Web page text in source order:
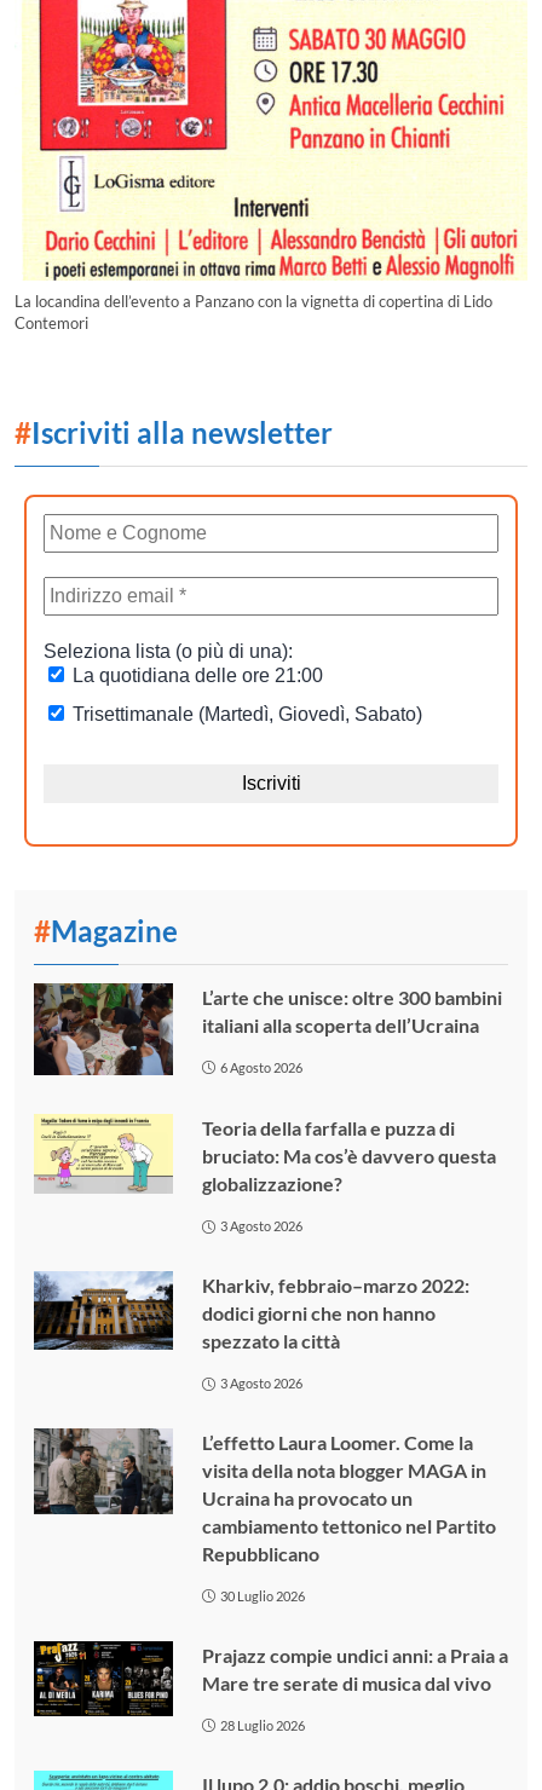
La locandina dell’evento a Panzano con la vignetta di copertina di Lido
Contemori
#Iscriviti alla newsletter
#Magazine
L’arte che unisce: oltre 300 bambini
italiani alla scoperta dell’Ucraina
6 Agosto 2026
Teoria della farfalla e puzza di
bruciato: Ma cos’è davvero questa
globalizzazione?
3 Agosto 2026
Kharkiv, febbraio–marzo 2022:
dodici giorni che non hanno
spezzato la città
3 Agosto 2026
L’effetto Laura Loomer. Come la
visita della nota blogger MAGA in
Ucraina ha provocato un
cambiamento tettonico nel Partito
Repubblicano
30 Luglio 2026
Prajazz compie undici anni: a Praia a
Mare tre serate di musica dal vivo
28 Luglio 2026
Il lupo 2.0: addio boschi, meglio